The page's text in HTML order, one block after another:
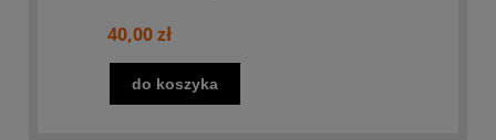
40,00 zł
do koszyka